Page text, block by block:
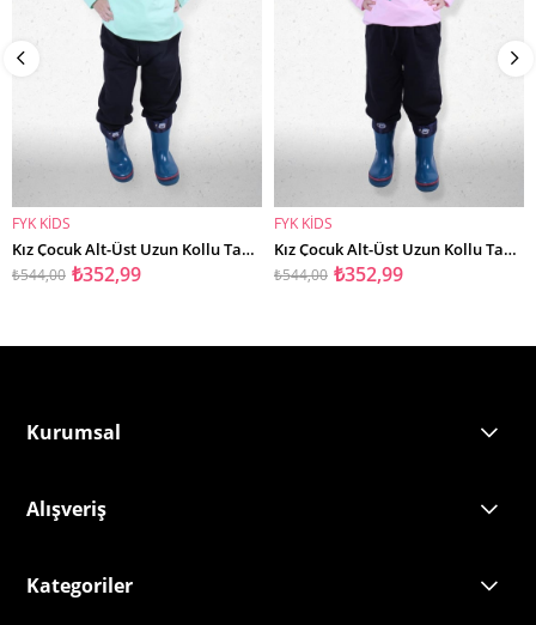
SEPETE EKLE
FYK KİDS
Kız Çocuk Alt-Üst Uzun Kollu Takım
₺352,99
₺544,00
SEPETE EKLE
FYK KİDS
Kız Çocuk Alt-Üst Uzun Kollu Takım
₺352,99
₺544,00
Kurumsal
Alışveriş
Kategoriler